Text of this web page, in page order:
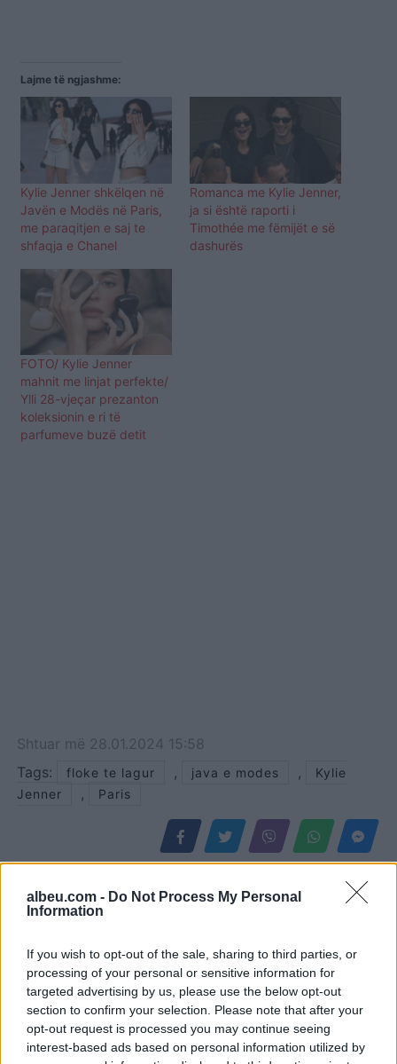
albeu.com - Do Not Process My Personal
Information
If you wish to opt-out of the sale, sharing to third parties, or
processing of your personal or sensitive information for
targeted advertising by us, please use the below opt-out
section to confirm your selection. Please note that after your
opt-out request is processed you may continue seeing
interest-based ads based on personal information utilized by
Lajme të ngjashme:
Kylie Jenner shkëlqen në
Javën e Modës në Paris,
me paraqitjen e saj te
shfaqja e Chanel
Romanca me Kylie Jenner,
ja si është raporti i
Timothée me fëmijët e së
dashurës
FOTO/ Kylie Jenner
mahnit me linjat perfekte/
Ylli 28-vjeçar prezanton
koleksionin e ri të
parfumeve buzë detit
Shtuar më 28.01.2024 15:58
Tags:
floke te lagur , java e modes ,
Kylie
Jenner
, Paris
Mateo poston foto,
Fluks i lartë në Pediatrinë